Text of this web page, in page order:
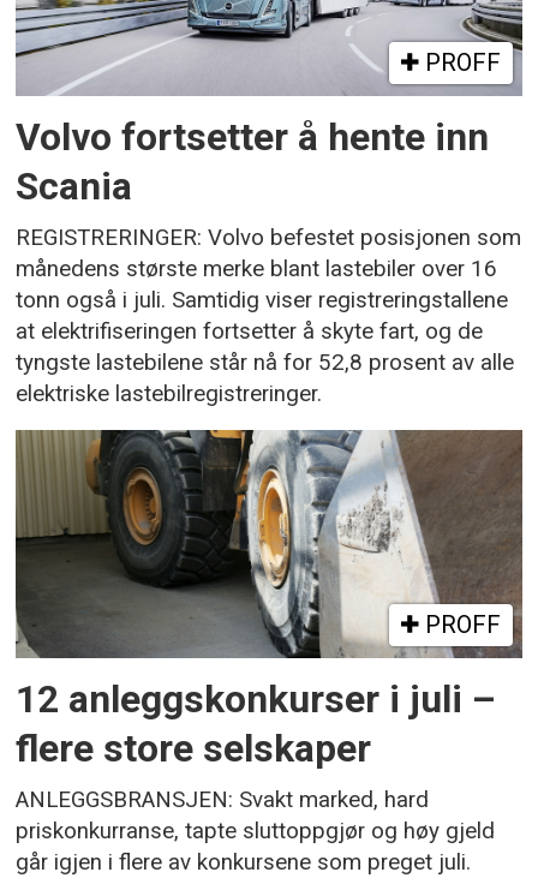
PROFF
Volvo fortsetter å hente inn
Scania
REGISTRERINGER: Volvo befestet posisjonen som
månedens største merke blant lastebiler over 16
tonn også i juli. Samtidig viser registreringstallene
at elektrifiseringen fortsetter å skyte fart, og de
tyngste lastebilene står nå for 52,8 prosent av alle
elektriske lastebilregistreringer.
PROFF
12 anleggskonkurser i juli –
flere store selskaper
ANLEGGSBRANSJEN: Svakt marked, hard
priskonkurranse, tapte sluttoppgjør og høy gjeld
går igjen i flere av konkursene som preget juli.